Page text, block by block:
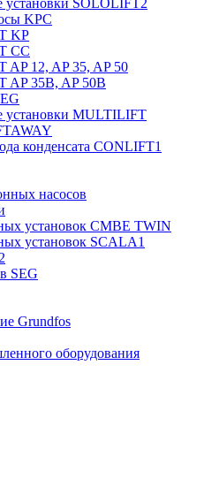
установки SOLOLIFT2
KPC
KP
CC
12, AP 35, AP 50
AP 35B, AP 50B
установки MULTILIFT
конденсата CONLIFT1
насосов
установок CMBE TWIN
установок SCALA1
SEG
Grundfos
оборудования